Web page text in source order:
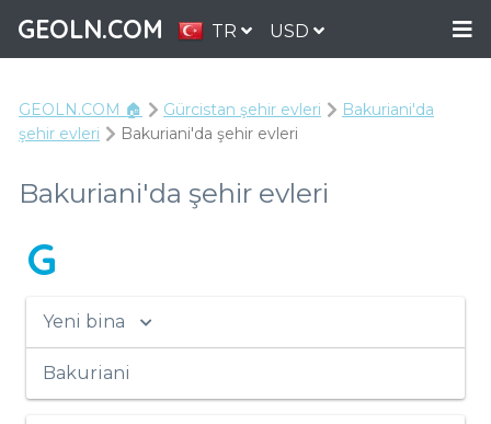
GEOLN.COM TR USD
GEOLN.COM 🏠 Gürcistan şehir evleri
Bakuriani'da
şehir evleri
Bakuriani'da şehir evleri
Bakuriani'da şehir evleri
G
Yeni bina
Bakuriani